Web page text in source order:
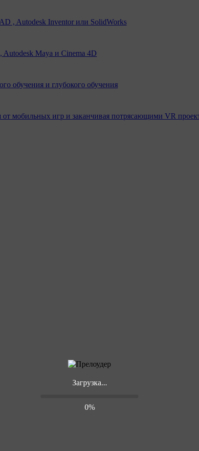
Загрузка...
0%
, Autodesk Inventor или SolidWorks
Autodesk Maya и Cinema 4D
обучения и глубокого обучения
мобильных игр и заканчивая потрясающими VR